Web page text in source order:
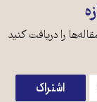
را دریافت کنید